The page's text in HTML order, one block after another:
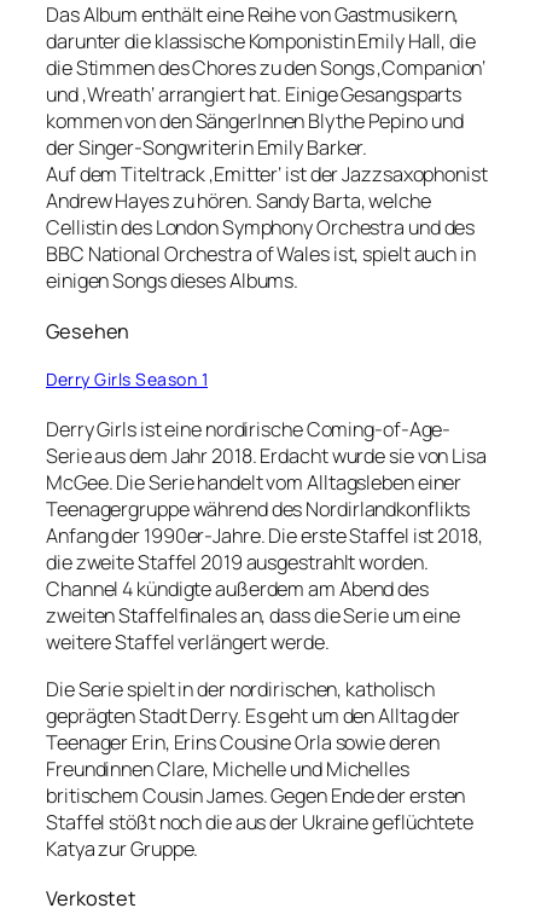
Das Album enthält eine Reihe von Gastmusikern,
darunter die klassische Komponistin Emily Hall, die
die Stimmen des Chores zu den Songs ‚Companion‘
und ‚Wreath‘ arrangiert hat. Einige Gesangsparts
kommen von den SängerInnen Blythe Pepino und
der Singer-Songwriterin Emily Barker.
Auf dem Titeltrack ‚Emitter‘ ist der Jazzsaxophonist
Andrew Hayes zu hören. Sandy Barta, welche
Cellistin des London Symphony Orchestra und des
BBC National Orchestra of Wales ist, spielt auch in
einigen Songs dieses Albums.
Gesehen
Derry Girls Season 1
Derry Girls ist eine nordirische Coming-of-Age-
Serie aus dem Jahr 2018. Erdacht wurde sie von Lisa
McGee. Die Serie handelt vom Alltagsleben einer
Teenagergruppe während des Nordirlandkonflikts
Anfang der 1990er-Jahre. Die erste Staffel ist 2018,
die zweite Staffel 2019 ausgestrahlt worden.
Channel 4 kündigte außerdem am Abend des
zweiten Staffelfinales an, dass die Serie um eine
weitere Staffel verlängert werde.
Die Serie spielt in der nordirischen, katholisch
geprägten Stadt Derry. Es geht um den Alltag der
Teenager Erin, Erins Cousine Orla sowie deren
Freundinnen Clare, Michelle und Michelles
britischem Cousin James. Gegen Ende der ersten
Staffel stößt noch die aus der Ukraine geflüchtete
Katya zur Gruppe.
Verkostet